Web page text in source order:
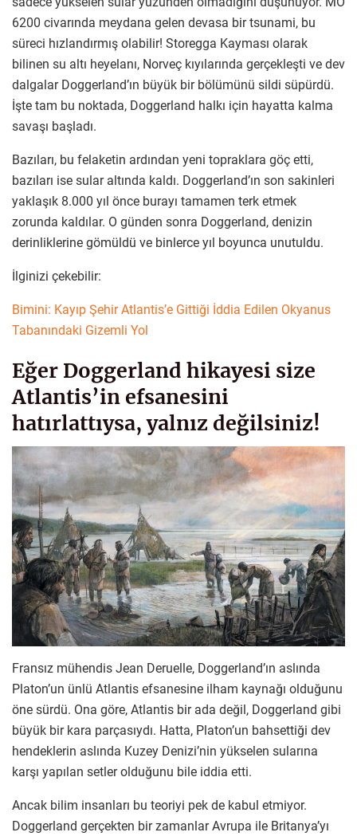
6200 civarında meydana gelen devasa bir tsunami, bu
süreci hızlandırmış olabilir! Storegga Kayması olarak
bilinen su altı heyelanı, Norveç kıyılarında gerçekleşti ve dev
dalgalar Doggerland’ın büyük bir bölümünü sildi süpürdü.
İşte tam bu noktada, Doggerland halkı için hayatta kalma
savaşı başladı.
Bazıları, bu felaketin ardından yeni topraklara göç etti,
bazıları ise sular altında kaldı. Doggerland’ın son sakinleri
yaklaşık 8.000 yıl önce burayı tamamen terk etmek
zorunda kaldılar. O günden sonra Doggerland, denizin
derinliklerine gömüldü ve binlerce yıl boyunca unutuldu.
İlginizi çekebilir:
Bimini: Kayıp Şehir Atlantis’e Gittiği İddia Edilen Okyanus
Tabanındaki Gizemli Yol
Eğer Doggerland hikayesi size
Atlantis’in efsanesini
hatırlattıysa, yalnız değilsiniz!
Fransız mühendis Jean Deruelle, Doggerland’ın aslında
Platon’un ünlü Atlantis efsanesine ilham kaynağı olduğunu
öne sürdü. Ona göre, Atlantis bir ada değil, Doggerland gibi
büyük bir kara parçasıydı. Hatta, Platon’un bahsettiği dev
hendeklerin aslında Kuzey Denizi’nin yükselen sularına
karşı yapılan setler olduğunu bile iddia etti.
Ancak bilim insanları bu teoriyi pek de kabul etmiyor.
Doggerland gerçekten bir zamanlar Avrupa ile Britanya’yı